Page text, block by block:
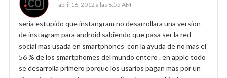
abril 16, 2012 a las 8:55 AM
seria estupido que instangram no desarrollara una version
de instagram para android sabiendo que pasa ser la red
social mas usada en smartphones con la ayuda de no mas el
56 % de los smartphomes del mundo entero . en apple todo
se desarrolla primero porque los usarios pagan mas por un